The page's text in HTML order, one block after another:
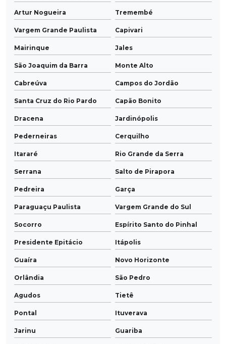
Artur Nogueira Tremembé
Vargem Grande Paulista Capivari
Mairinque Jales
São Joaquim da Barra Monte Alto
Cabreúva Campos do Jordão
Santa Cruz do Rio Pardo Capão Bonito
Dracena Jardinópolis
Pederneiras Cerquilho
Itararé Rio Grande da Serra
Serrana Salto de Pirapora
Pedreira Garça
Paraguaçu Paulista Vargem Grande do Sul
Socorro Espírito Santo do Pinhal
Presidente Epitácio Itápolis
Guaíra Novo Horizonte
Orlândia São Pedro
Agudos Tietê
Pontal Ituverava
Jarinu Guariba